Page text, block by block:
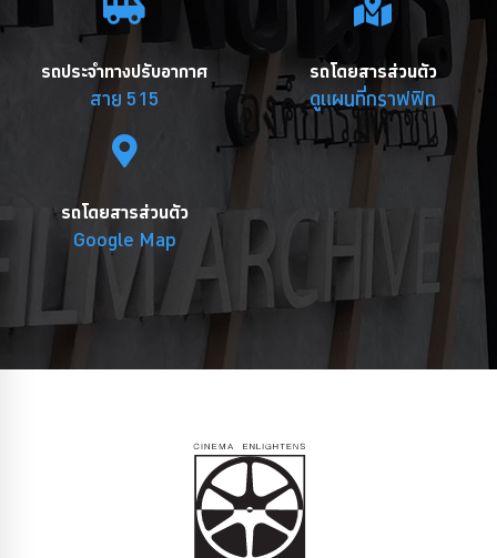
รถประจำทางปรับอากาศ
สาย 515
รถโดยสารส่วนตัว
ดูแผนที่กราฟฟิก
รถโดยสารส่วนตัว
Google Map